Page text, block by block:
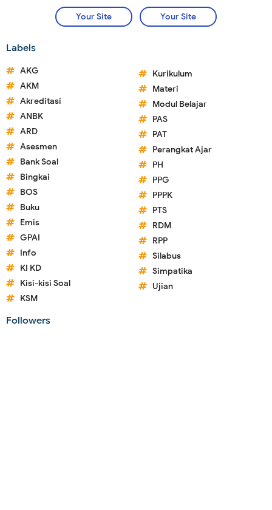
Your Site Your Site
Labels
AKG
AKM
Akreditasi
ANBK
ARD
Asesmen
Bank Soal
Bingkai
BOS
Buku
Emis
GPAI
Info
KI KD
Kisi-kisi Soal
KSM
Kurikulum
Materi
Modul Belajar
PAS
PAT
Perangkat Ajar
PH
PPG
PPPK
PTS
RDM
RPP
Silabus
Simpatika
Ujian
Followers